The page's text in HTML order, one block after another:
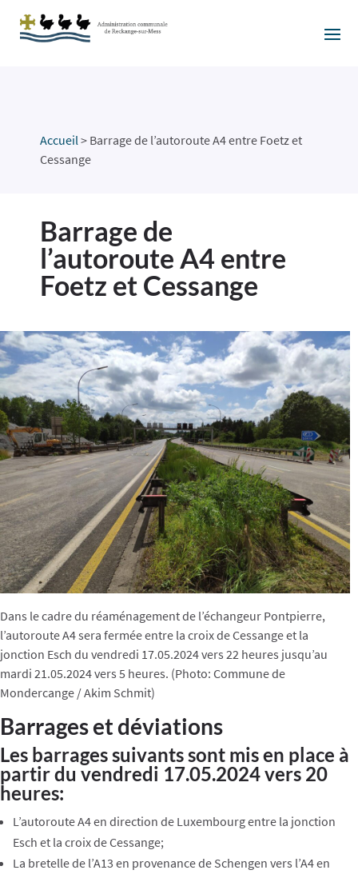
Accueil > Barrage de l’autoroute A4 entre Foetz et
Cessange
Barrage de
l’autoroute A4 entre
Foetz et Cessange
Dans le cadre du réaménagement de l’échangeur Pontpierre,
l’autoroute A4 sera fermée entre la croix de Cessange et la
jonction Esch du vendredi 17.05.2024 vers 22 heures jusqu’au
mardi 21.05.2024 vers 5 heures. (Photo: Commune de
Mondercange / Akim Schmit)
Barrages et déviations
Les barrages suivants sont mis en place à
partir du vendredi 17.05.2024 vers 20
heures:
L’autoroute A4 en direction de Luxembourg entre la jonction
Esch et la croix de Cessange;
La bretelle de l’A13 en provenance de Schengen vers l’A4 en